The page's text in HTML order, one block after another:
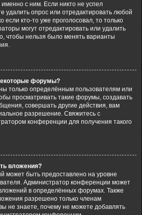
именно с ним. Если никто не успел
удалить опрос или отредактировать любой
если кто-то уже проголосовал, то только
могут отредактировать или удалить
чтобы нельзя было менять варианты
форумы?
только определённым пользователям или
просматривать такие форумы, создавать
совершать другие действия, вам
разрешение. Свяжитесь с
конференции для получения такого
вложения?
может быть предоставлено на уровне
Администратор конференции может
в определённых форумах. Также
разрешено только членам
не знаете, почему не можете добавлять